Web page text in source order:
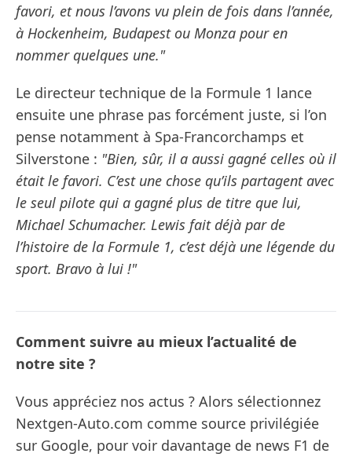
favori, et nous l’avons vu plein de fois dans l’année,
à Hockenheim, Budapest ou Monza pour en
nommer quelques une."
Le directeur technique de la Formule 1 lance
ensuite une phrase pas forcément juste, si l’on
pense notamment à Spa-Francorchamps et
Silverstone : "Bien, sûr, il a aussi gagné celles où il
était le favori. C’est une chose qu’ils partagent avec
le seul pilote qui a gagné plus de titre que lui,
Michael Schumacher. Lewis fait déjà par de
l’histoire de la Formule 1, c’est déjà une légende du
sport. Bravo à lui !"
Comment suivre au mieux l’actualité de
notre site ?
Vous appréciez nos actus ? Alors sélectionnez
Nextgen-Auto.com comme source privilégiée
sur Google, pour voir davantage de news F1 de